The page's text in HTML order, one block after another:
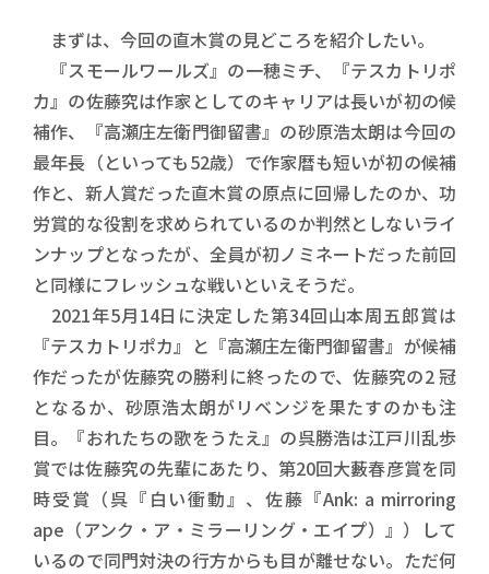
まずは、今回の直木賞の見どころを紹介したい。
『スモールワールズ』の一穂ミチ、『テスカトリポ
カ』の佐藤究は作家としてのキャリアは長いが初の候
補作、『高瀬庄左衛門御留書』の砂原浩太朗は今回の
最年長（といっても52歳）で作家暦も短いが初の候補
作と、新人賞だった直木賞の原点に回帰したのか、功
労賞的な役割を求められているのか判然としないライ
ンナップとなったが、全員が初ノミネートだった前回
と同様にフレッシュな戦いといえそうだ。
2021年5月14日に決定した第34回山本周五郎賞は
『テスカトリポカ』と『高瀬庄左衛門御留書』が候補
作だったが佐藤究の勝利に終ったので、佐藤究の2 冠
となるか、砂原浩太朗がリベンジを果たすのかも注
目。『おれたちの歌をうたえ』の呉勝浩は江戸川乱歩
賞では佐藤究の先輩にあたり、第20回大藪春彦賞を同
時受賞（呉『白い衝動』、佐藤『Ank: a mirroring
ape（アンク・ア・ミラーリング・エイプ）』）して
いるので同門対決の行方からも目が離せない。ただ何